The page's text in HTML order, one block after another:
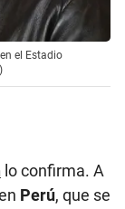
el Estadio
lo confirma. A
Perú, que se